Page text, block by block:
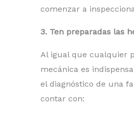
comenzar a
3. Ten preparadas las
Al igual que cualquier
mecánica es
el diagnóstico de una
contar con: